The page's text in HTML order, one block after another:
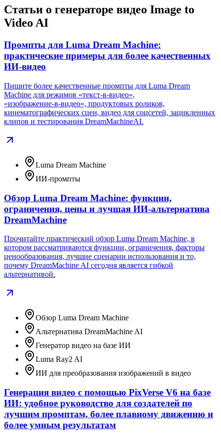
Статьи о генераторе видео Image to
Video AI
Промпты для Luma Dream Machine:
практические примеры для более качественных
ИИ-видео
Пишите более качественные промпты для Luma Dream
Machine для режимов «текст‑в‑видео»,
«изображение‑в‑видео», продуктовых роликов,
кинематографических сцен, видео для соцсетей, зацикленных
клипов и тестирования DreamMachineAI.
Luma Dream Machine
ИИ-промпты
Обзор Luma Dream Machine: функции,
ограничения, цены и лучшая ИИ-альтернатива
DreamMachine
Прочитайте практический обзор Luma Dream Machine, в
котором рассматриваются функции, ограничения, факторы
ценообразования, лучшие сценарии использования и то,
почему DreamMachine AI сегодня является гибкой
альтернативой.
Обзор Luma Dream Machine
Альтернатива DreamMachine AI
Генератор видео на базе ИИ
Luma Ray2 AI
ИИ для преобразования изображений в видео
Генерация видео с помощью PixVerse V6 на базе
ИИ: удобное руководство для создателей по
лучшим промптам, более плавному движению и
более умным результатам